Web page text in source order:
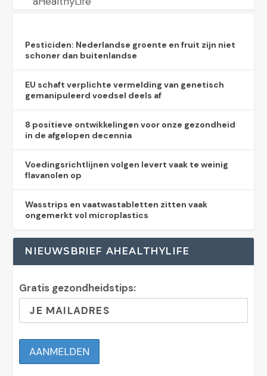
Pesticiden: Nederlandse groente en fruit zijn niet
schoner dan buitenlandse
EU schaft verplichte vermelding van genetisch
gemanipuleerd voedsel deels af
8 positieve ontwikkelingen voor onze gezondheid
in de afgelopen decennia
Voedingsrichtlijnen volgen levert vaak te weinig
flavanolen op
Wasstrips en vaatwastabletten zitten vaak
ongemerkt vol microplastics
NIEUWSBRIEF AHEALTHYLIFE
Gratis gezondheidstips: